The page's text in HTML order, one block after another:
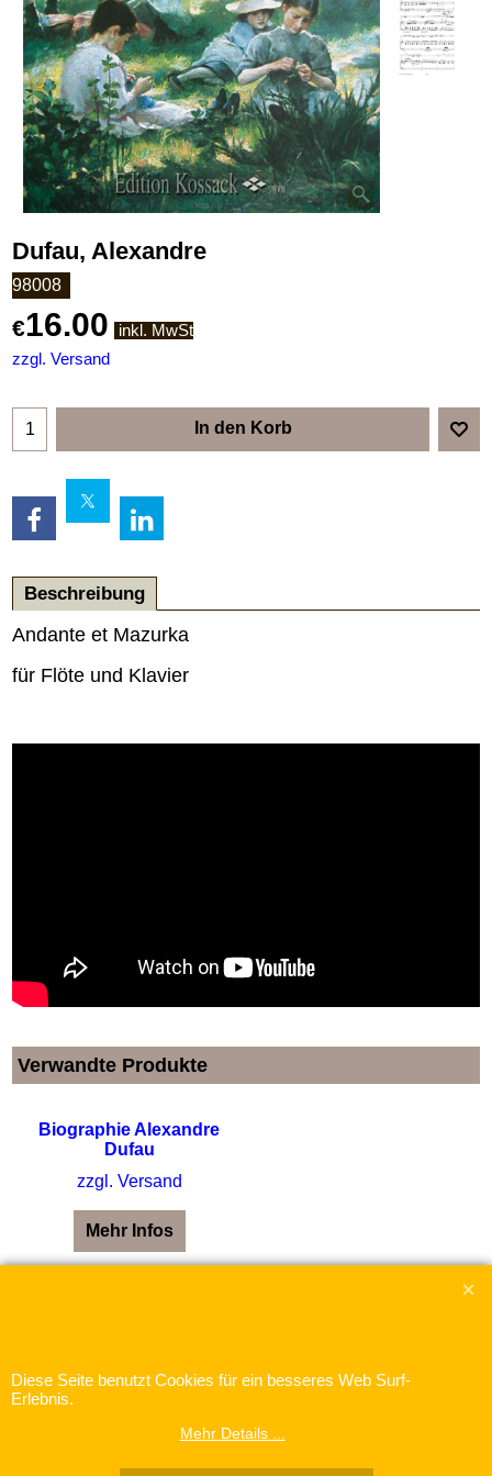
Dufau, Alexandre
98008
€16.00
inkl. MwSt
zzgl. Versand
In den Korb
Beschreibung
Andante et Mazurka
für Flöte und Klavier
Verwandte Produkte
Biographie Alexandre
Dufau
zzgl. Versand
Mehr Infos
Diese Seite benutzt Cookies für ein besseres Web Surf-
Erlebnis.
Mehr Details ...